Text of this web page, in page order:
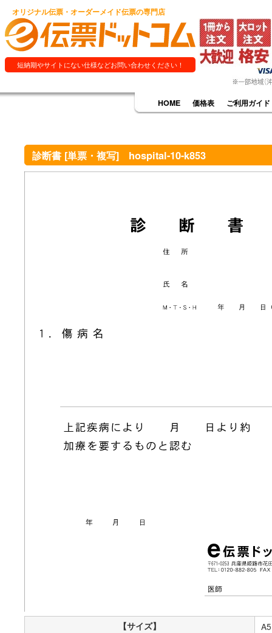
オリジナル伝票・オーダーメイド伝票の専門店
短納期やサイトにない仕様などお問い合わせください！
HOME 価格表 ご利用ガイド
診断書 [単票・複写] hospital-10-k853
【サイズ】 A5